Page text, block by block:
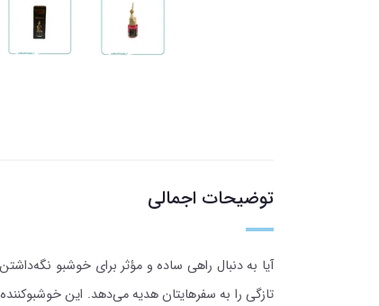
توضیحات اجمالی
تازگی را به سفرهایتان هدیه می‌دهد. این